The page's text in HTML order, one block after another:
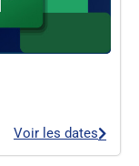
Voir les dates